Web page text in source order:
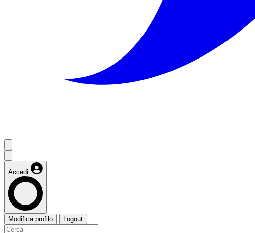
Accedi
Modifica profilo Logout